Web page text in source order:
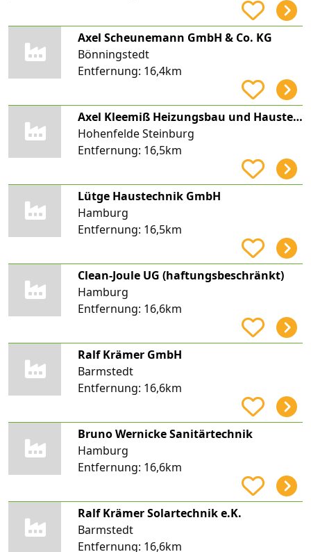
Axel Scheunemann GmbH & Co. KG
Bönningstedt
Entfernung: 16,4km
Axel Kleemiß Heizungsbau und Haustechnik
Hohenfelde Steinburg
Entfernung: 16,5km
Lütge Haustechnik GmbH
Hamburg
Entfernung: 16,5km
Clean-Joule UG (haftungsbeschränkt)
Hamburg
Entfernung: 16,6km
Ralf Krämer GmbH
Barmstedt
Entfernung: 16,6km
Bruno Wernicke Sanitärtechnik
Hamburg
Entfernung: 16,6km
Ralf Krämer Solartechnik e.K.
Barmstedt
Entfernung: 16,6km